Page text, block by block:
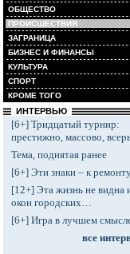
ОБЩЕСТВО
ПРОИСШЕСТВИЯ
ЗАГРАНИЦА
БИЗНЕС И ФИНАНСЫ
КУЛЬТУРА
СПОРТ
КРОМЕ ТОГО
ИНТЕРВЬЮ
[6+] Тридцатый турнир:
престижно, массово,
Тема, поднятая ранее
[6+] Эти знаки – к
[12+] Эта жизнь не видна
окон городских…
[6+] Игра в лучшем
все